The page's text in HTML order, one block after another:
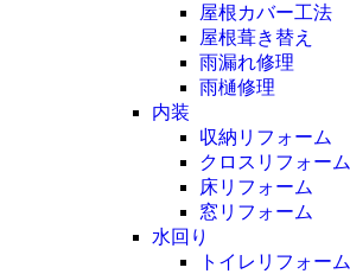
屋根カバー工法
屋根葺き替え
雨漏れ修理
雨樋修理
内装
収納リフォーム
クロスリフォーム
床リフォーム
窓リフォーム
水回り
トイレリフォーム